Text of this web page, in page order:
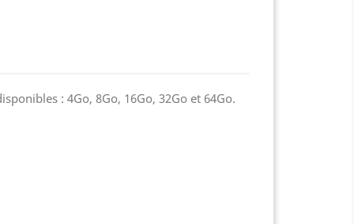
: 4Go, 8Go, 16Go, 32Go et 64Go.